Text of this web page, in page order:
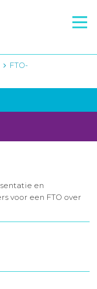
FTO-
en
voor een FTO over